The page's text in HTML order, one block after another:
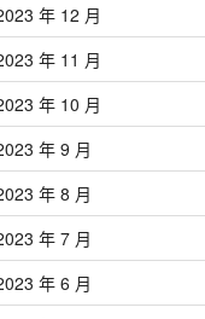
年 12 月
年 11 月
年 10 月
年 9 月
年 8 月
年 7 月
年 6 月